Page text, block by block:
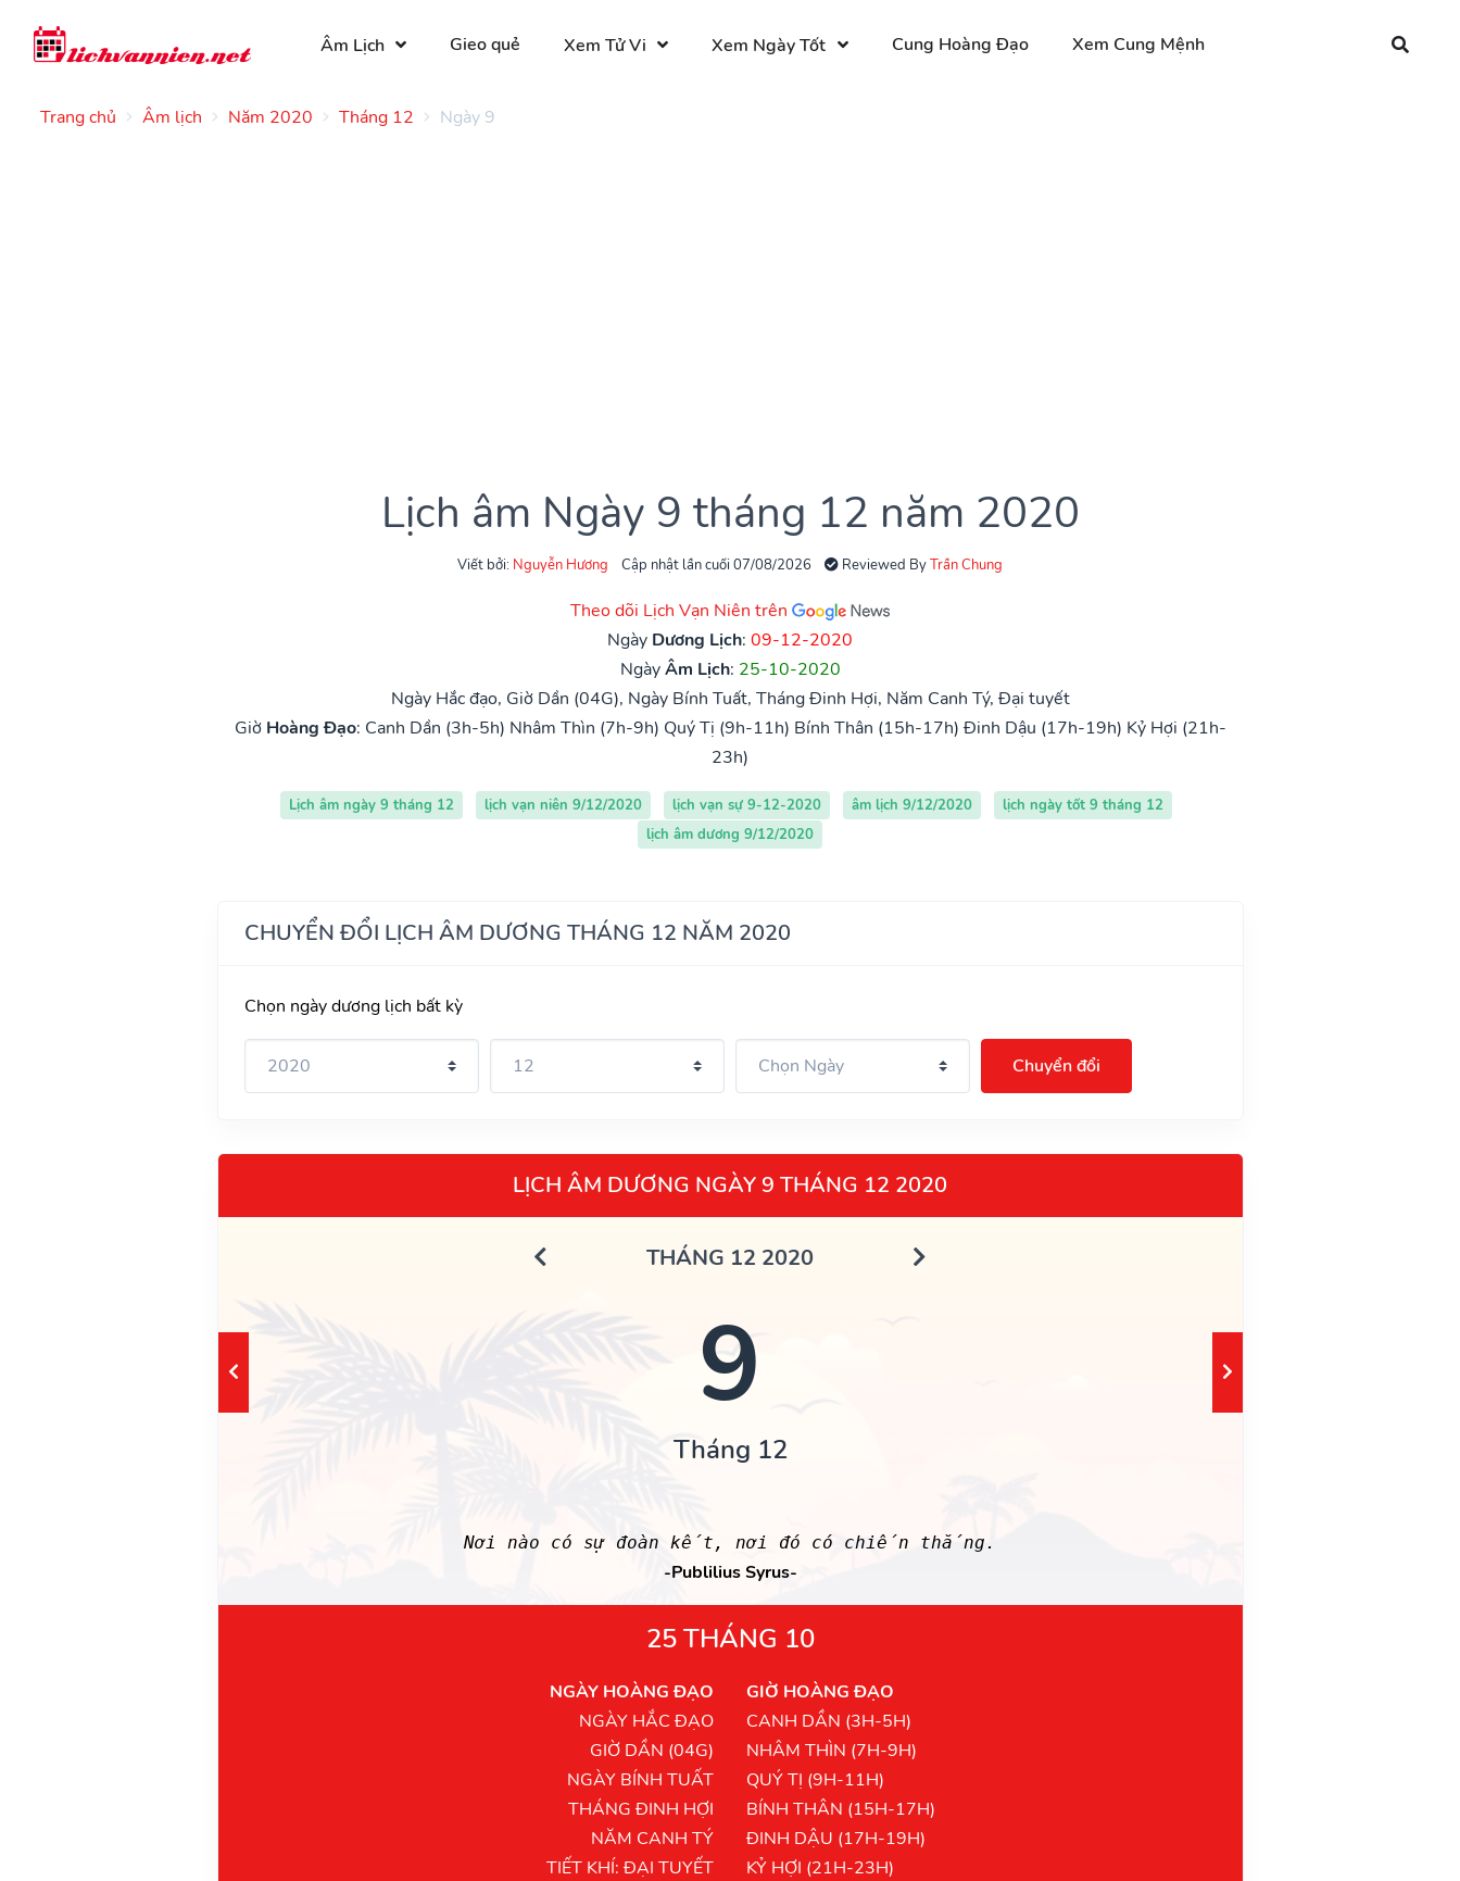
Âm Lịch Gieo quẻ Xem Tử Vi Xem Ngày Tốt Cung Hoàng Đạo Xem Cung Mệnh
Trang chủ Âm lịch Năm 2020 Tháng 12 Ngày 9
Lịch âm Ngày 9 tháng 12 năm 2020
Viết bởi: Nguyễn Hương Cập nhật lần cuối 07/08/2026 Reviewed ByTrần Chung
Theo dõi Lịch Vạn Niên trên
Ngày Dương Lịch: 09-12-2020
NgàyÂm Lịch: 25-10-2020
Ngày Hắc đạo, Giờ Dần (04G), Ngày Bính Tuất, Tháng Đinh Hợi, Năm Canh Tý, Đại tuyết
Giờ Hoàng Đạo: Canh Dần (3h-5h) Nhâm Thìn (7h-9h) Quý Tị (9h-11h) Bính Thân (15h-17h) Đinh Dậu (17h-19h) Kỷ Hợi (21h-
23h)
Lịch âm ngày 9 tháng 12 lịch vạn niên 9/12/2020 lịch vạn sự 9-12-2020 âm lịch 9/12/2020
lịch ngày tốt 9 tháng 12
lịch âm dương 9/12/2020
CHUYỂN ĐỔI LỊCH ÂM DƯƠNG THÁNG 12 NĂM 2020
Chọn ngày dương lịch bất kỳ
Chuyển đổi
LỊCH ÂM DƯƠNG NGÀY 9 THÁNG 12 2020
THÁNG 12 2020
9
Tháng 12
Nơi nào có sự đoàn kết, nơi đó có chiến thắng.
-Publilius Syrus-
25 THÁNG 10
NGÀY HOÀNG ĐẠO
NGÀY HẮC ĐẠO
GIỜ DẦN (04G)
NGÀY BÍNH TUẤT
THÁNG ĐINH HỢI
NĂM CANH TÝ
TIẾT KHÍ: ĐẠI TUYẾT
GIỜ HOÀNG ĐẠO
CANH DẦN (3H-5H)
NHÂM THÌN (7H-9H)
QUÝ TỊ (9H-11H)
BÍNH THÂN (15H-17H)
ĐINH DẬU (17H-19H)
KỶ HỢI (21H-23H)